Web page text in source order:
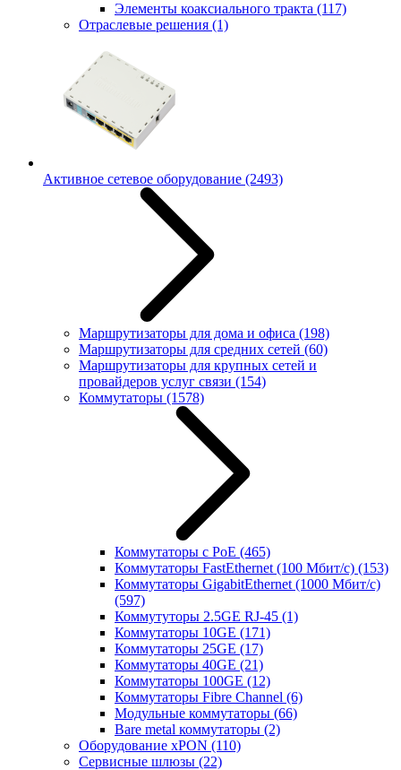
Элементы коаксиального тракта (117)
Отраслевые решения (1)
Активное сетевое оборудование (2493)
Маршрутизаторы для дома и офиса (198)
Маршрутизаторы для средних сетей (60)
Маршрутизаторы для крупных сетей и
провайдеров услуг связи (154)
Коммутаторы (1578)
Коммутаторы с PoE (465)
Коммутаторы FastEthernet (100 Мбит/с) (153)
Коммутаторы GigabitEthernet (1000 Мбит/с)
(597)
Коммутуторы 2.5GE RJ-45 (1)
Коммутаторы 10GE (171)
Коммутаторы 25GE (17)
Коммутаторы 40GE (21)
Коммутаторы 100GE (12)
Коммутаторы Fibre Channel (6)
Модульные коммутаторы (66)
Bare metal коммутаторы (2)
Оборудование xPON (110)
Сервисные шлюзы (22)